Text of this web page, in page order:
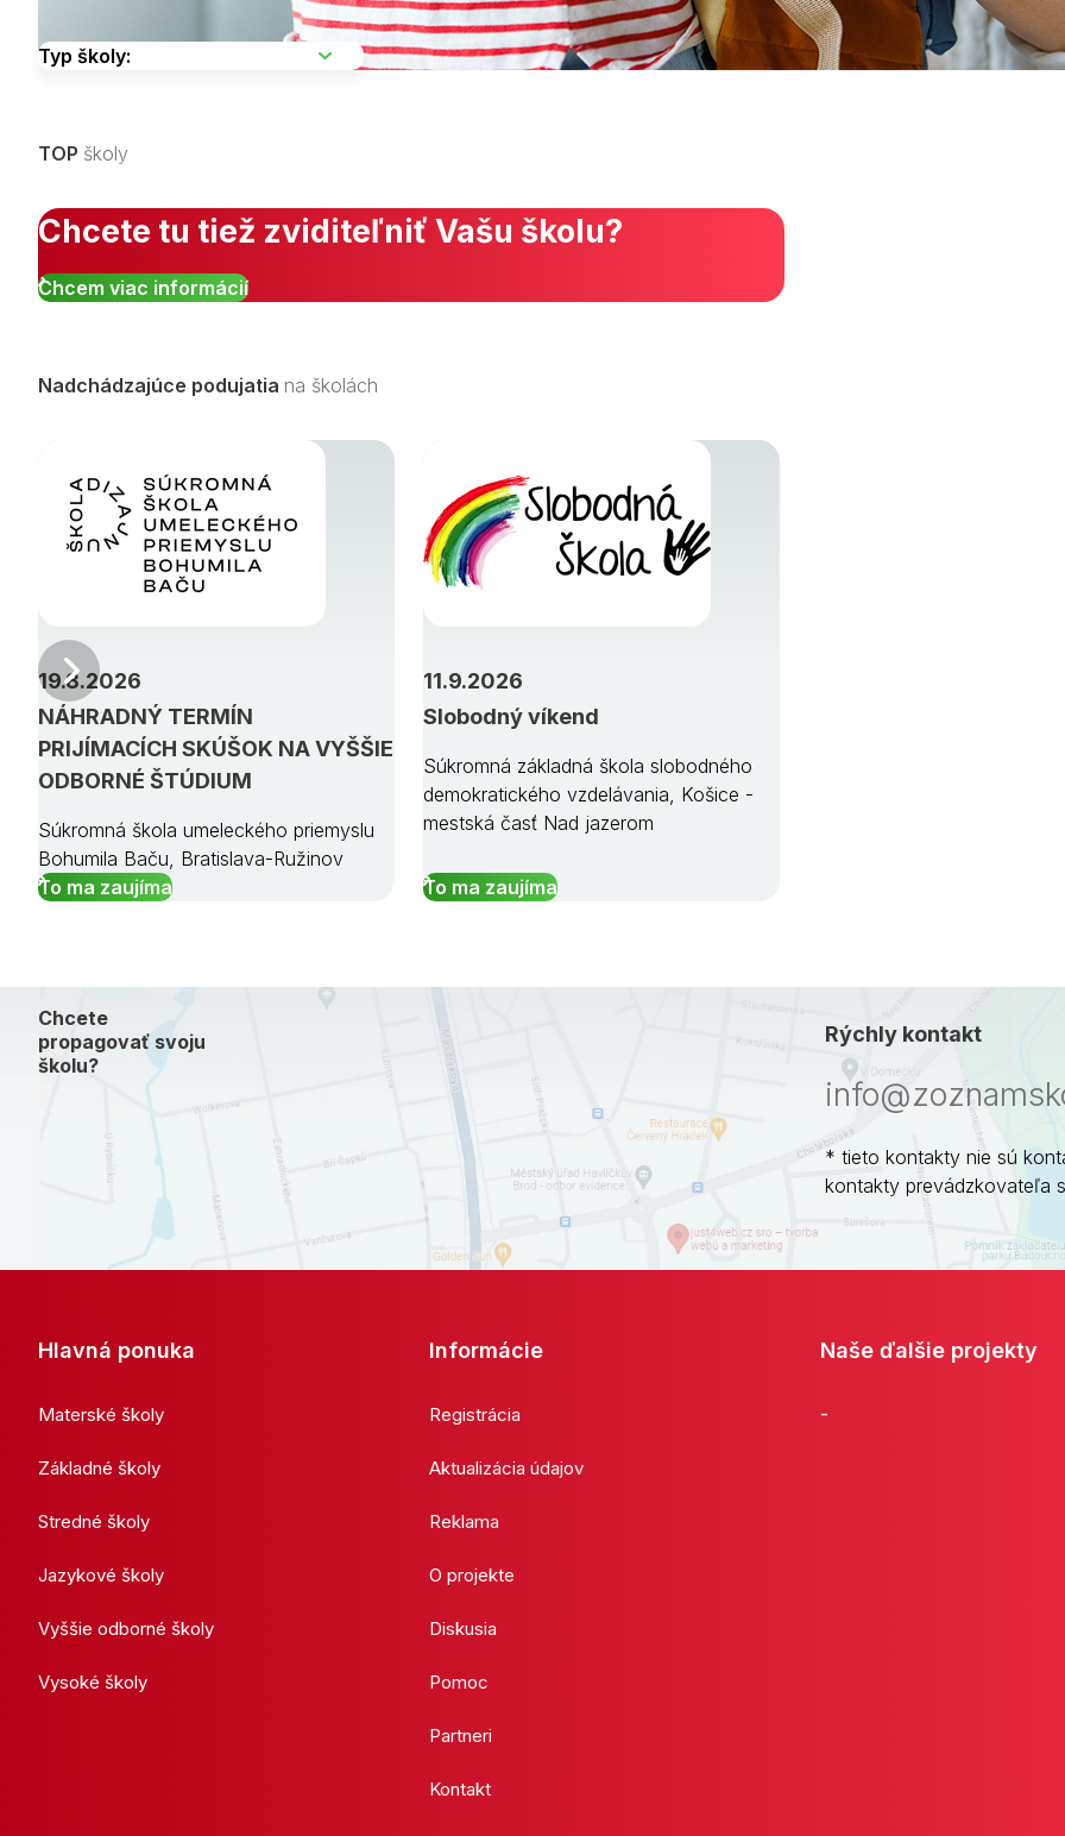
TOP školy
Chcete tu tiež zviditeľniť Vašu školu?
Chcem viac informácií
Nadchádzajúce podujatia na školách
NÁHRADNÝ TERMÍN
PRIJÍMACÍCH SKÚŠOK NA VYŠŠIE
ODBORNÉ ŠTÚDIUM
19.8.2026
Súkromná škola umeleckého priemyslu
Bohumila Baču, Bratislava-Ružinov
To ma zaujíma
Slobodný víkend
11.9.2026
Súkromná základná škola slobodného
demokratického vzdelávania, Košice -
mestská časť Nad jazerom
To ma zaujíma
Predchádzajúci
Chcete
propagovať svoju
školu?
Rýchly kontakt
* tieto kontakty nie sú
kontakty prevádzkovateľa
Hlavná ponuka
Materské školy
Základné školy
Stredné školy
Jazykové školy
Vyššie odborné školy
Vysoké školy
Informácie
Registrácia
Aktualizácia údajov
Reklama
O projekte
Diskusia
Pomoc
Partneri
Kontakt
Naše ďalšie projekty
-